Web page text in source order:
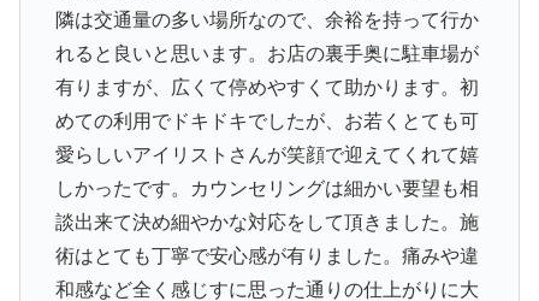
隣は交通量の多い場所なので、余裕を持って行か
れると良いと思います。お店の裏手奥に駐車場が
有りますが、広くて停めやすくて助かります。初
めての利用でドキドキでしたが、お若くとても可
愛らしいアイリストさんが笑顔で迎えてくれて嬉
しかったです。カウンセリングは細かい要望も相
談出来て決め細やかな対応をして頂きました。施
術はとても丁寧で安心感が有りました。痛みや違
和感など全く感じすに思った通りの仕上がりに大